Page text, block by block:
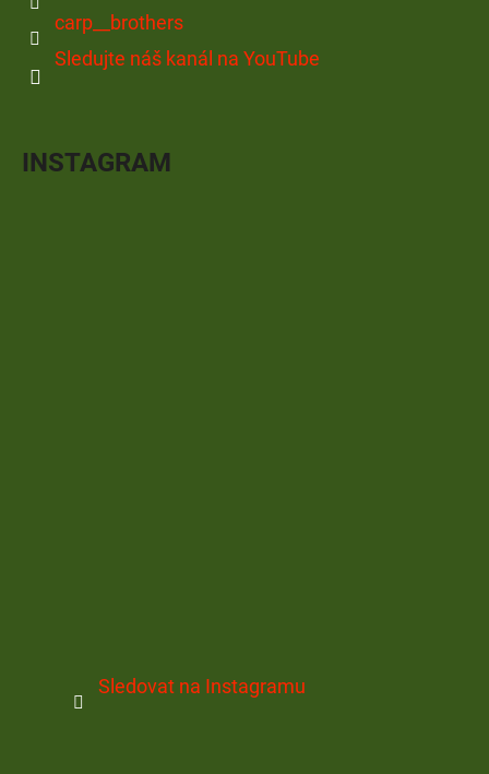
carp__brothers
Sledujte náš kanál na YouTube
INSTAGRAM
Sledovat na Instagramu